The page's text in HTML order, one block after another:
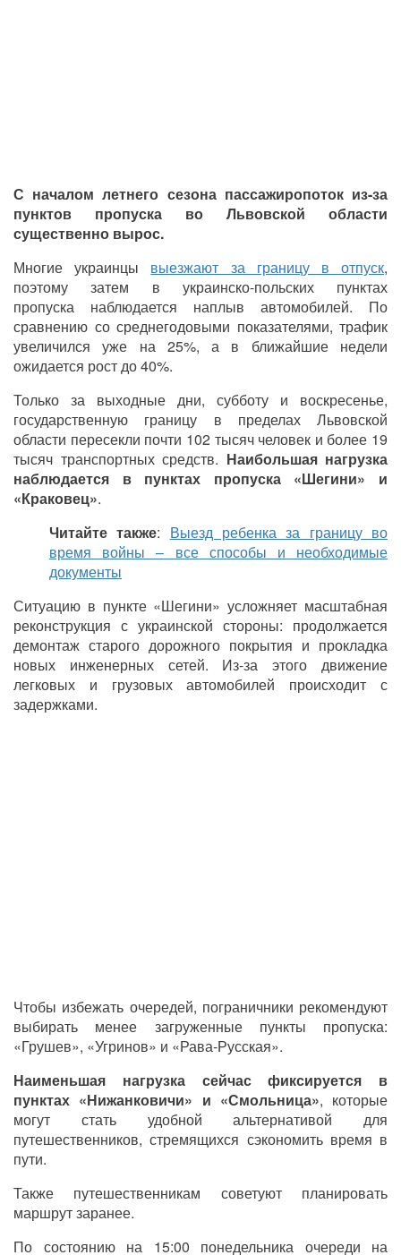
С началом летнего сезона пассажиропоток из-за
пунктов пропуска во Львовской области
существенно вырос.
Многие украинцы выезжают за границу в отпуск,
поэтому затем в украинско-польских пунктах
пропуска наблюдается наплыв автомобилей. По
сравнению со среднегодовыми показателями, трафик
увеличился уже на 25%, а в ближайшие недели
ожидается рост до 40%.
Только за выходные дни, субботу и воскресенье,
государственную границу в пределах Львовской
области пересекли почти 102 тысяч человек и более 19
тысяч транспортных средств. Наибольшая нагрузка
наблюдается в пунктах пропуска «Шегини» и
«Краковец».
Читайте также: Выезд ребенка за границу во
время войны – все способы и необходимые
документы
Ситуацию в пункте «Шегини» усложняет масштабная
реконструкция с украинской стороны: продолжается
демонтаж старого дорожного покрытия и прокладка
новых инженерных сетей. Из-за этого движение
легковых и грузовых автомобилей происходит с
задержками.
Чтобы избежать очередей, пограничники рекомендуют
выбирать менее загруженные пункты пропуска:
«Грушев», «Угринов» и «Рава-Русская».
Наименьшая нагрузка сейчас фиксируется в
пунктах «Нижанковичи» и «Смольница», которые
могут стать удобной альтернативой для
путешественников, стремящихся сэкономить время в
пути.
Также путешественникам советуют планировать
маршрут заранее.
По состоянию на 15:00 понедельника очереди на